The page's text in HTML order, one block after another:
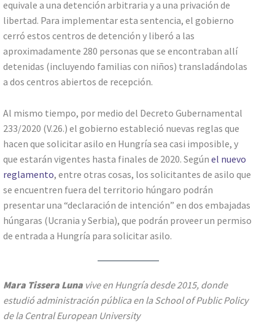
equivale a una detención arbitraria y a una privación de
libertad. Para implementar esta sentencia, el gobierno
cerró estos centros de detención y liberó a las
aproximadamente 280 personas que se encontraban allí
detenidas (incluyendo familias con niños) transladándolas
a dos centros abiertos de recepción.
Al mismo tiempo, por medio del Decreto Gubernamental
233/2020 (V.26.) el gobierno estableció nuevas reglas que
hacen que solicitar asilo en Hungría sea casi imposible, y
que estarán vigentes hasta finales de 2020. Según el nuevo
reglamento, entre otras cosas, los solicitantes de asilo que
se encuentren fuera del territorio húngaro podrán
presentar una “declaración de intención” en dos embajadas
húngaras (Ucrania y Serbia), que podrán proveer un permiso
de entrada a Hungría para solicitar asilo.
Mara Tissera Luna vive en Hungría desde 2015, donde
estudió administración pública en la School of Public Policy
de la Central European University